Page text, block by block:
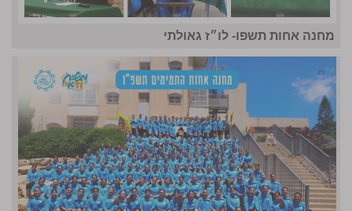
מחנה אחות תשפו- לו״ז גאולתי